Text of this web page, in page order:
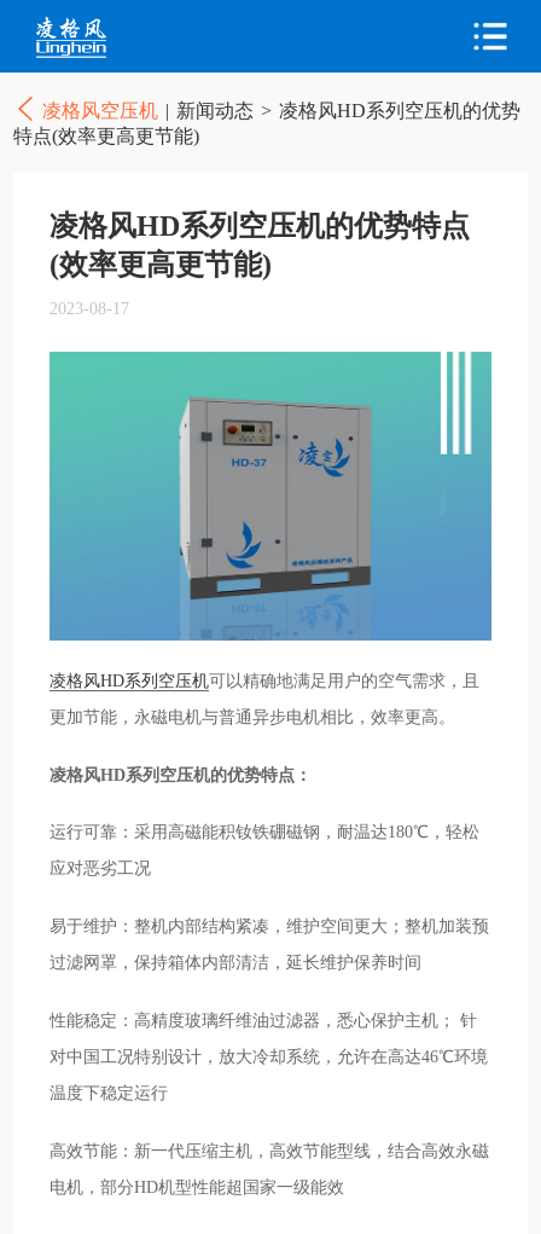
凌格风空压机 | 新闻动态 > 凌格风HD系列空压机的优势
特点(效率更高更节能)
凌格风HD系列空压机的优势特点
(效率更高更节能)
2023-08-17
凌格风HD系列空压机可以精确地满足用户的空气需求，且
更加节能，永磁电机与普通异步电机相比，效率更高。
凌格风HD系列空压机的优势特点：
运行可靠：采用高磁能积钕铁硼磁钢，耐温达180℃，轻松
应对恶劣工况
易于维护：整机内部结构紧凑，维护空间更大；整机加装预
过滤网罩，保持箱体内部清洁，延长维护保养时间
性能稳定：高精度玻璃纤维油过滤器，悉心保护主机； 针
对中国工况特别设计，放大冷却系统，允许在高达46℃环境
温度下稳定运行
高效节能：新一代压缩主机，高效节能型线，结合高效永磁
电机，部分HD机型性能超国家一级能效